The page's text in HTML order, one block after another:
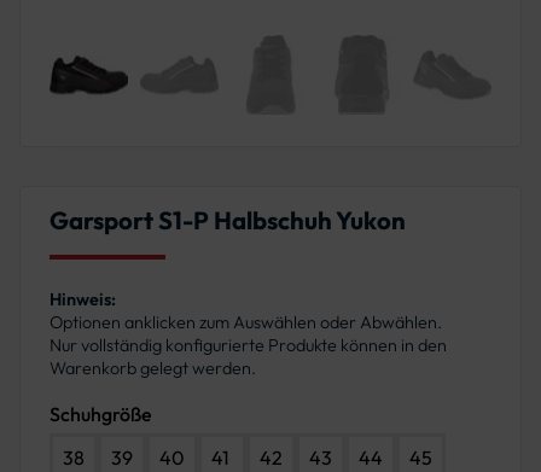
Garsport S1-P Halbschuh Yukon
Hinweis:
Optionen anklicken zum Auswählen oder Abwählen.
Nur vollständig konfigurierte Produkte können in den
Warenkorb gelegt werden.
Schuhgröße
38
39 40 41 42 43 44
45